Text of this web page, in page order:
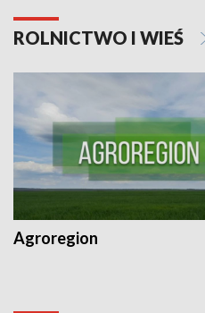
ROLNICTWO I WIEŚ
Agroregion